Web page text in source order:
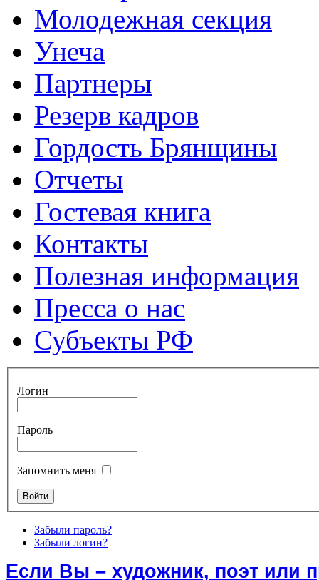
Молодежная секция
Унеча
Партнеры
Резерв кадров
Гордость Брянщины
Отчеты
Гостевая книга
Контакты
Полезная информация
Пресса о нас
Субъекты РФ
Логин
Пароль
Запомнить меня
Забыли пароль?
Забыли логин?
Если Вы – художник, поэт или